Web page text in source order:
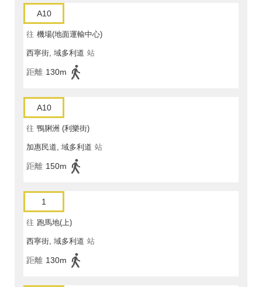
A10
往 機場(地面運輸中心)
西寧街, 域多利道 站
距離 130m
A10
往 鴨脷洲 (利樂街)
加惠民道, 域多利道 站
距離 150m
1
往 跑馬地(上)
西寧街, 域多利道 站
距離 130m